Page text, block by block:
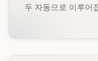
두 자동으로 이루어